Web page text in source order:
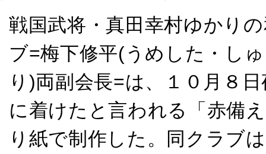
戦国武将・真田幸村ゆかり
ブ=梅下修平(うめした・し
り)両副会長=は、１０月８
に着けたと言われる「赤備
り紙で制作した。同クラブ